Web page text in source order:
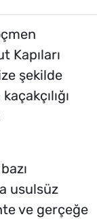
Kapıları
şekilde
usulsüz
ve gerçeğe